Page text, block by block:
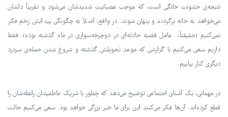
نتیجه‌ی خشونت خانگی است، که موجب عصبانیت شدیدشان می‌شود و تقریباً دلشان
می‌خواهد به خانه برگردند و پنهان شوند. در واقع، اصلاً به چگونگی پیدایش زخم فکر
نمی‌کنیم (حقیقتاً، عامل قضیه حادثه‌ای در دوچرخه‌سواری در ماه گذشته بوده). فقط
داریم سعی می‌کنیم با گزارشی که موعد تحویلش گذشته و شروع شدن حمله‌ی سردرد
دیگری کنار بیاییم.
در مهمانی، یک آشنای اجتماعی توضیح می‌دهد که چطور با شریک عاطفیشان رابطه‌شان را
قطع کرده‌اند. آن‌ها فکر می‌کنند این برای ما خبر بزرگی خواهد بود. سعی می‌کنیم حالت